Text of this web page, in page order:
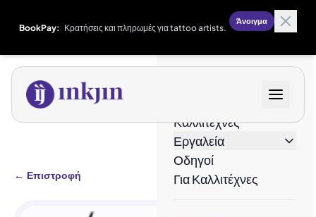
BookPay: Κρατήσεις και πληρωμές για tattoo artists.
Άνοιγμα
Καλλιτέχνες
Εργαλεία
Οδηγοί
Για Καλλιτέχνες
← Επιστροφή